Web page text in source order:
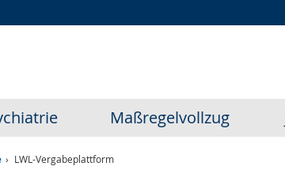
Maßregelvollzug
LWL-Vergabeplattform